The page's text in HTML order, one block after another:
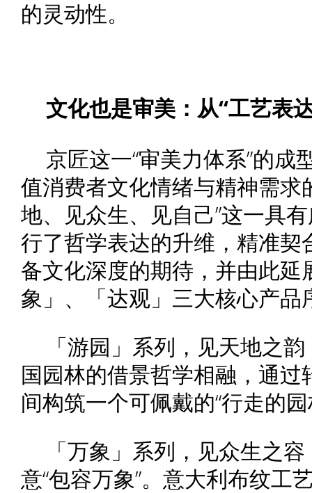
的灵动性。
文化也是审美：从“工艺表
京匠这一“审美力体系”的
值消费者文化情绪与精神需求
地、见众生、见自己”这一具
行了哲学表达的升维，精准
备文化深度的期待，并由此
象」、「达观」三大核心产品
「游园」系列，见天地之
国园林的借景哲学相融，通
间构筑一个可佩戴的“行走的园
「万象」系列，见众生之
意“包容万象”。意大利布纹工